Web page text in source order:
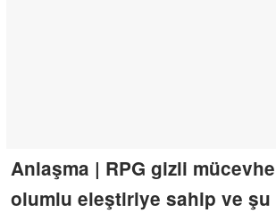
Anlaşma | RPG gizli
olumlu eleştiriye sahip ve şu